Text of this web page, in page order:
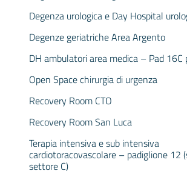
Degenza urologica e Day Hospital
Degenze geriatriche Area Argento
DH ambulatori area medica – Pad 16C
Open Space chirurgia di urgenza
Recovery Room CTO
Recovery Room San Luca
Terapia intensiva e sub intensiva
cardiotoracovascolare – padiglione 12
settore C)